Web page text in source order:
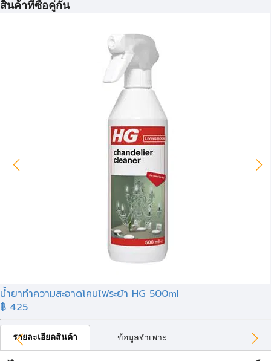
สินค้าที่ซื้อคู่กัน
น้ำยาทำความสะอาดโคมไฟระย้า HG 500ml
฿ 425
รายละเอียดสินค้า ข้อมูลจำเพาะ